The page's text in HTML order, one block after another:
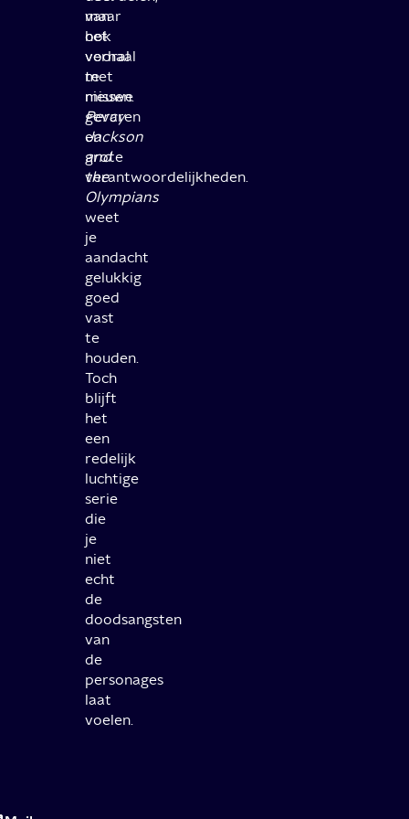
maar
ook
vooral
met
nieuwe
gevaren
en
grote
verantwoordelijkheden.
van
het
verhaal
te
missen.
Percy
Jackson
and
the
Olympians
weet
je
aandacht
gelukkig
goed
vast
te
houden.
Toch
blijft
het
een
redelijk
luchtige
serie
die
je
niet
echt
de
doodsangsten
van
de
personages
laat
voelen.